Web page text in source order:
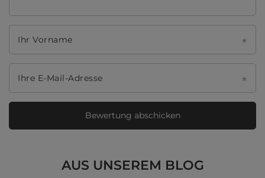
Ihr Vorname
Ihre E-Mail-Adresse
Bewertung abschicken
AUS UNSEREM BLOG